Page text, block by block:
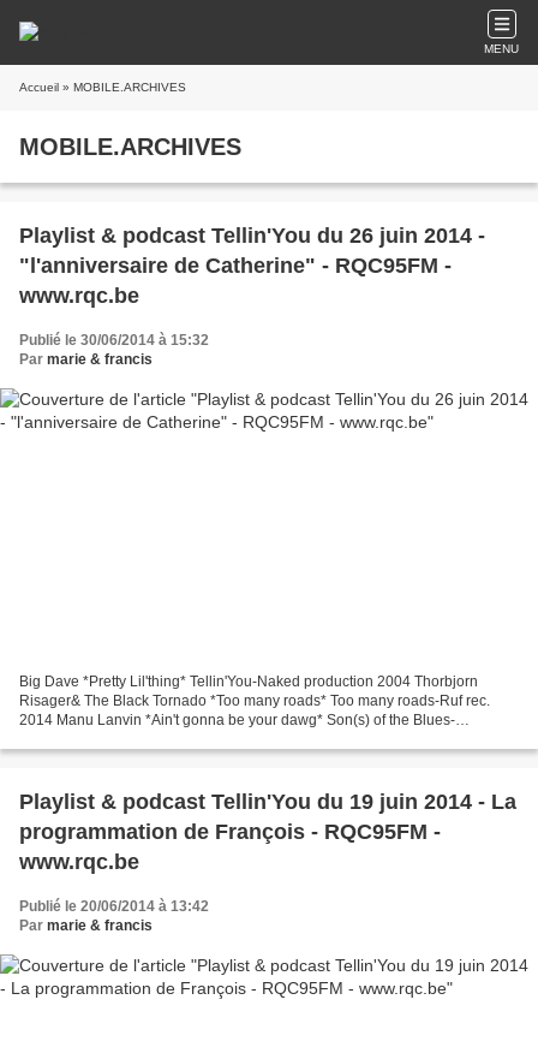
MENU
Accueil » MOBILE.ARCHIVES
MOBILE.ARCHIVES
Playlist & podcast Tellin'You du 26 juin 2014 -
"l'anniversaire de Catherine" - RQC95FM -
www.rqc.be
Publié le 30/06/2014 à 15:32
Par marie & francis
Big Dave *Pretty Lil'thing* Tellin'You-Naked production 2004 Thorbjorn
Risager& The Black Tornado *Too many roads* Too many roads-Ruf rec.
2014 Manu Lanvin *Ain't gonna be your dawg* Son(s) of the Blues-
Playlist & podcast Tellin'You du 19 juin 2014 - La
programmation de François - RQC95FM -
www.rqc.be
Publié le 20/06/2014 à 13:42
Par marie & francis